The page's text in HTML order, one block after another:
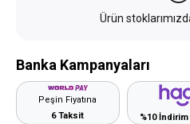
Ürün
Banka Kampanyaları
Peşin Fiyatına
6 Taksit
%10